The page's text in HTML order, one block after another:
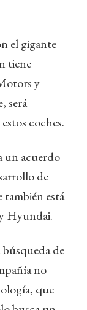
el gigante
tiene
y
será
coches.
un acuerdo
de
está
Hyundai.
de
no
que